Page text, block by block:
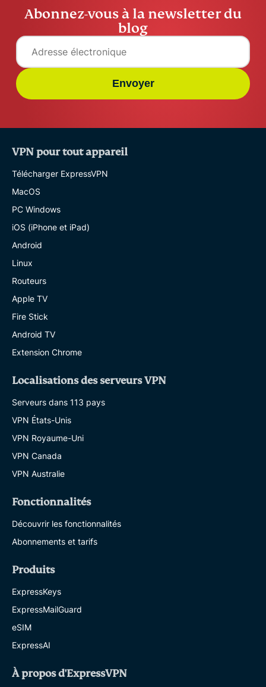
Abonnez-vous à la newsletter du
blog
Envoyer
VPN pour tout appareil
Télécharger ExpressVPN
MacOS
PC Windows
iOS (iPhone et iPad)
Android
Linux
Routeurs
Apple TV
Fire Stick
Android TV
Extension Chrome
Localisations des serveurs VPN
Serveurs dans 113 pays
VPN États-Unis
VPN Royaume-Uni
VPN Canada
VPN Australie
Fonctionnalités
Découvrir les fonctionnalités
Abonnements et tarifs
Produits
ExpressKeys
ExpressMailGuard
eSIM
ExpressAI
À propos d'ExpressVPN